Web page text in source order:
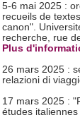
5-6 mai 2025 :
recueils de
canon".
recherche, rue
Plus
26 mars 2025 :
relazioni di
17 mars 2025 :
études